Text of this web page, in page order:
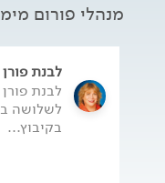
מנהלי פורום
לבנת פורן
לשלושה
בקיבוץ...